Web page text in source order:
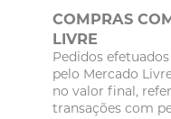
COMPRAS
LIVRE
Pedidos
pelo Mercado
no valor final,
transações com